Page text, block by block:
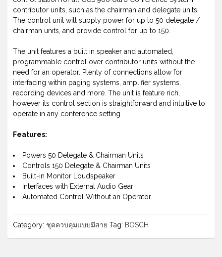
contributor units, such as the chairman and delegate units.
The control unit will supply power for up to 50 delegate /
chairman units, and provide control for up to 150.
The unit features a built in speaker and automated,
programmable control over contributor units without the
need for an operator. Plenty of connections allow for
interfacing within paging systems, amplifier systems,
recording devices and more. The unit is feature rich,
however its control section is straightforward and intuitive to
operate in any conference setting.
Features:
Powers 50 Delegate & Chairman Units
Controls 150 Delegate & Chairman Units
Built-in Monitor Loudspeaker
Interfaces with External Audio Gear
Automated Control Without an Operator
Category: ชุดควบคุมแบบมีสาย Tag: BOSCH